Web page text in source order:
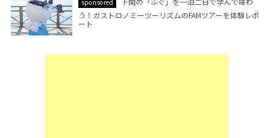
sponsored
う！ガストロノミーツーリズムのFAMツアーを体験レポ
ート